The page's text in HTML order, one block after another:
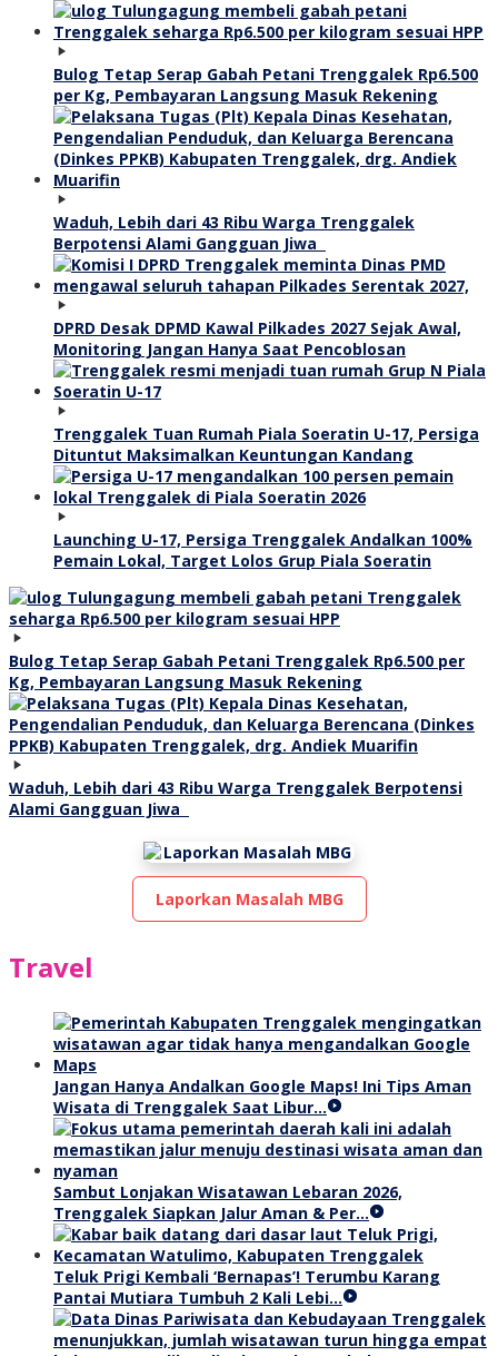
Bulog Tetap Serap Gabah Petani Trenggalek Rp6.500
per Kg, Pembayaran Langsung Masuk Rekening
Waduh, Lebih dari 43 Ribu Warga Trenggalek
Berpotensi Alami Gangguan Jiwa
DPRD Desak DPMD Kawal Pilkades 2027 Sejak Awal,
Monitoring Jangan Hanya Saat Pencoblosan
Trenggalek Tuan Rumah Piala Soeratin U-17, Persiga
Dituntut Maksimalkan Keuntungan Kandang
Launching U-17, Persiga Trenggalek Andalkan 100%
Pemain Lokal, Target Lolos Grup Piala Soeratin
Bulog Tetap Serap Gabah Petani Trenggalek Rp6.500 per
Kg, Pembayaran Langsung Masuk Rekening
Waduh, Lebih dari 43 Ribu Warga Trenggalek Berpotensi
Alami Gangguan Jiwa
Laporkan Masalah MBG
Travel
Jangan Hanya Andalkan Google Maps! Ini Tips Aman
Wisata di Trenggalek Saat Libur…
Sambut Lonjakan Wisatawan Lebaran 2026,
Trenggalek Siapkan Jalur Aman & Per…
Teluk Prigi Kembali ‘Bernapas’! Terumbu Karang
Pantai Mutiara Tumbuh 2 Kali Lebi…